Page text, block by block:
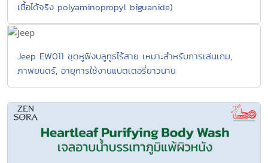
เชื้อได้จริง polyaminopropyl biguanide)
Jeep EW011 ชุดหูฟังบลูทูธไร้สาย เหมาะสำหรับการเล่นเกม,
ภาพยนตร์, อายุการใช้งานแบตเตอรี่ยาวนาน